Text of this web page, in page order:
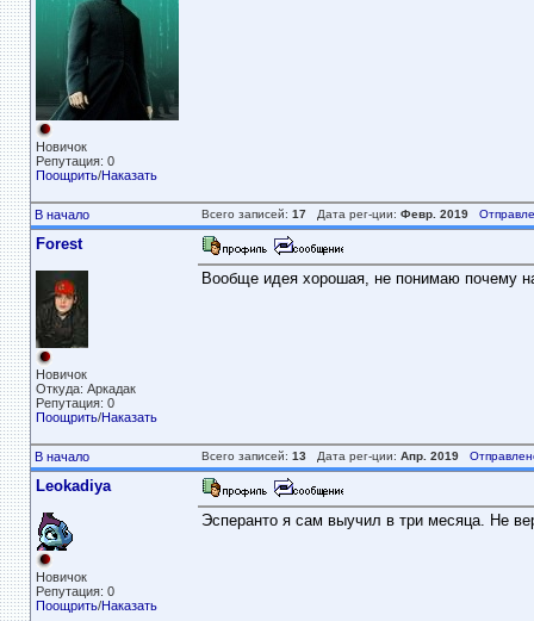
Новичок
Репутация: 0
Поощрить/Наказать
В начало Всего записей: 17Дата рег-ции: Февр. 2019
Forest
Новичок
Откуда: Аркадак
Репутация: 0
Поощрить/Наказать
Вообще идея хорошая, не понимаю почему
В начало Всего записей: 13Дата рег-ции: Апр. 2019
Leokadiya
Новичок
Репутация: 0
Поощрить/Наказать
Эсперанто я сам выучил в три месяца. Не